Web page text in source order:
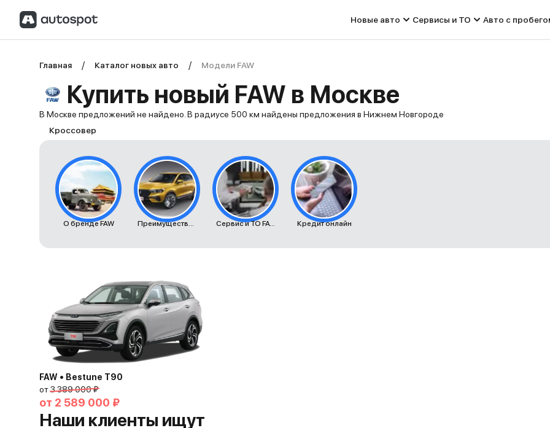
Новые авто Сервисы и ТО Авто с
Главная Каталог новых авто Модели FAW
Купить новый FAW в Москве
В Москве предложений не найдено. В радиусе 500 км найдены предложения в Нижнем Новгороде
Кроссовер
О бренде FAW Преимущества автомобилей FAW Сервис и ТО FAW Кредит онлайн
FAW • Bestune T90
от3 389 000 ₽
от 2 589 000 ₽
Наши клиенты ищут